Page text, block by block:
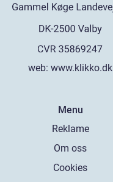
web: www.klikko.dk
Menu
Reklame
Om oss
Cookies